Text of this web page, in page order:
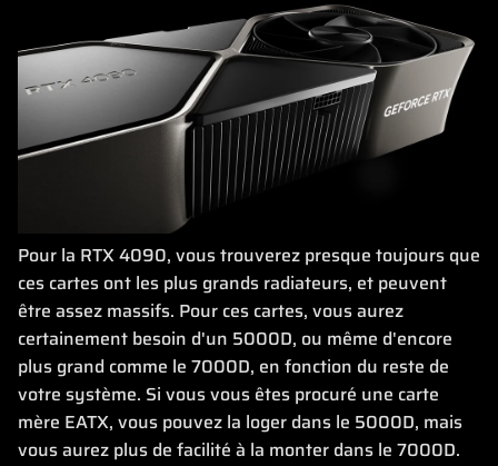
Pour la RTX 4090, vous trouverez presque toujours que
ces cartes ont les plus grands radiateurs, et peuvent
être assez massifs. Pour ces cartes, vous aurez
certainement besoin d'un 5000D, ou même d'encore
plus grand comme le 7000D, en fonction du reste de
votre système. Si vous vous êtes procuré une carte
mère EATX, vous pouvez la loger dans le 5000D, mais
vous aurez plus de facilité à la monter dans le 7000D.